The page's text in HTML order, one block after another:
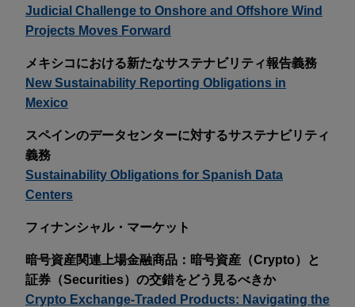
Judicial Challenge to Onshore and Offshore Wind
Projects Moves Forward
メキシコにおける新たなサステナビリティ報告義務
New Sustainability Reporting Obligations in
Mexico
スペインのデータセンターに対するサステナビリティ
義務
Sustainability Obligations for Spanish Data
Centers
フィナンシャル・マーケット
暗号資産関連上場金融商品：暗号資産（Crypto）と
証券（Securities）の交錯をどう見るべきか
Crypto Exchange-Traded Products: Navigating the